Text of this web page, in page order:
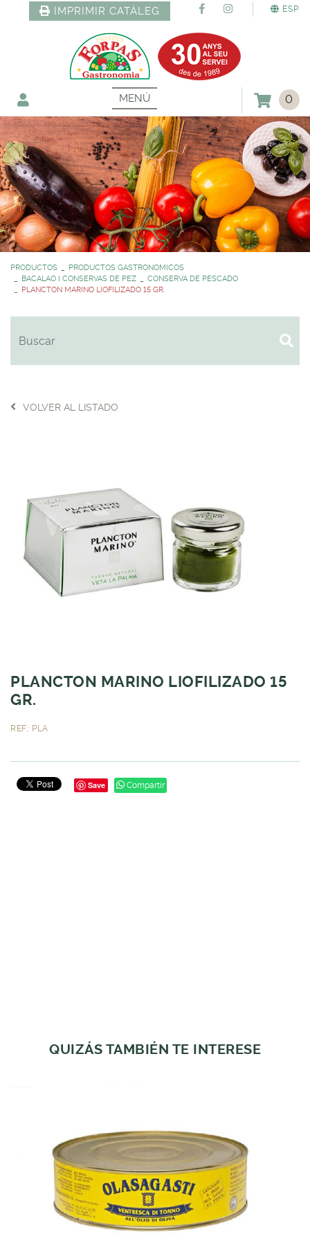
ESP
IMPRIMIR CATÀLEG
MENÚ 0
PRODUCTOS
PRODUCTOS GASTRONOMICOS
BACALAO I CONSERVAS DE PEZ
CONSERVA DE PESCADO
PLANCTON MARINO LIOFILIZADO 15 GR.
VOLVER AL LISTADO
PLANCTON MARINO LIOFILIZADO 15
GR.
REF.: PLA
Save Compartir
QUIZÁS TAMBIÉN TE INTERESE